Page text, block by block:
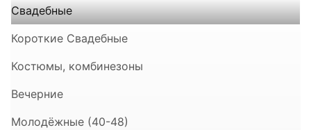
Свадебные
Короткие Свадебные
Костюмы, комбинезоны
Вечерние
Молодёжные (40-48)